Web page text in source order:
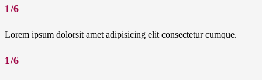
1/6
Lorem ipsum dolorsit amet adipisicing elit consectetur cumque.
1/6